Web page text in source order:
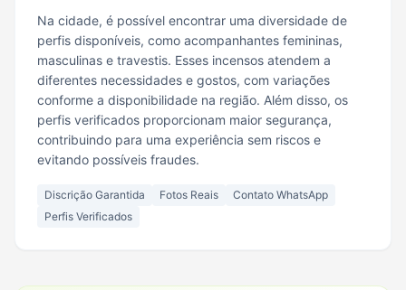
Na cidade, é possível encontrar uma diversidade de
perfis disponíveis, como acompanhantes femininas,
masculinas e travestis. Esses incensos atendem a
diferentes necessidades e gostos, com variações
conforme a disponibilidade na região. Além disso, os
perfis verificados proporcionam maior segurança,
contribuindo para uma experiência sem riscos e
evitando possíveis fraudes.
Discrição Garantida Fotos Reais
Contato WhatsApp
Perfis Verificados